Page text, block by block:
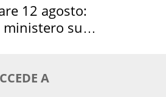
12 agosto:
ministero su